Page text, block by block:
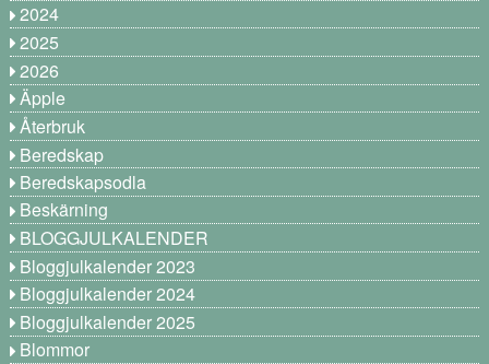
2024
2025
2026
Äpple
Återbruk
Beredskap
Beredskapsodla
Beskärning
BLOGGJULKALENDER
Bloggjulkalender 2023
Bloggjulkalender 2024
Bloggjulkalender 2025
Blommor